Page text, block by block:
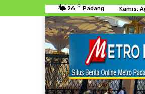
26 C Padang Kamis,